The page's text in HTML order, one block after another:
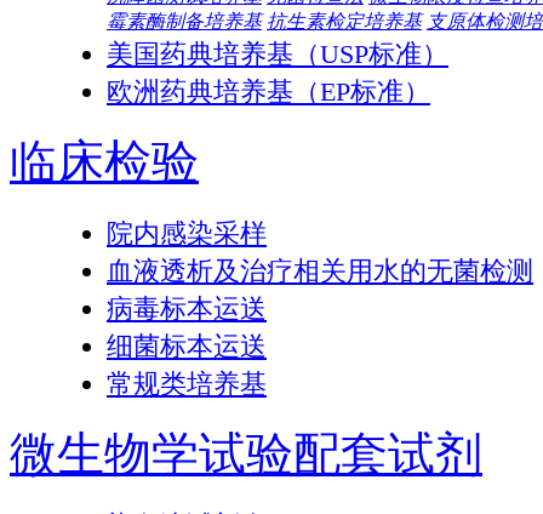
霉素酶制备培养基 抗生素检定培养基 支原体检测
美国药典培养基（USP标准）
欧洲药典培养基（EP标准）
临床检验
院内感染采样
血液透析及治疗相关用水的无菌检测
病毒标本运送
细菌标本运送
常规类培养基
微生物学试验配套试剂